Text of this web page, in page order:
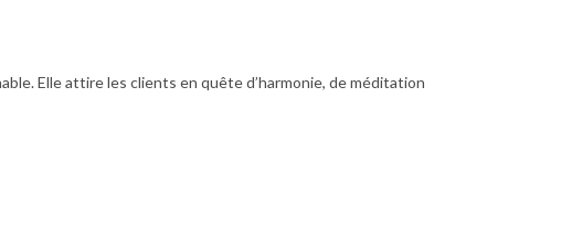
Elle attire les clients en quête d’harmonie, de méditation